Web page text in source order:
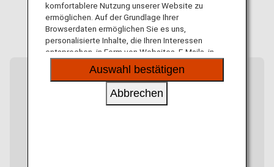
komfortablere Nutzung unserer Website zu
ermöglichen. Auf der Grundlage Ihrer
Browserdaten ermöglichen Sie es uns,
personalisierte Inhalte, die Ihren Interessen
entsprechen, in Form von Websites, E-Mails, in
sozialen Medien und Werbung anzubieten.
Auswahl bestätigen
Abbrechen